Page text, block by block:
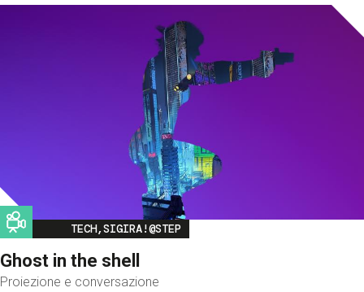
Image
TECH,SIGIRA!@STEP
Ghost in the shell
Proiezione e conversazione